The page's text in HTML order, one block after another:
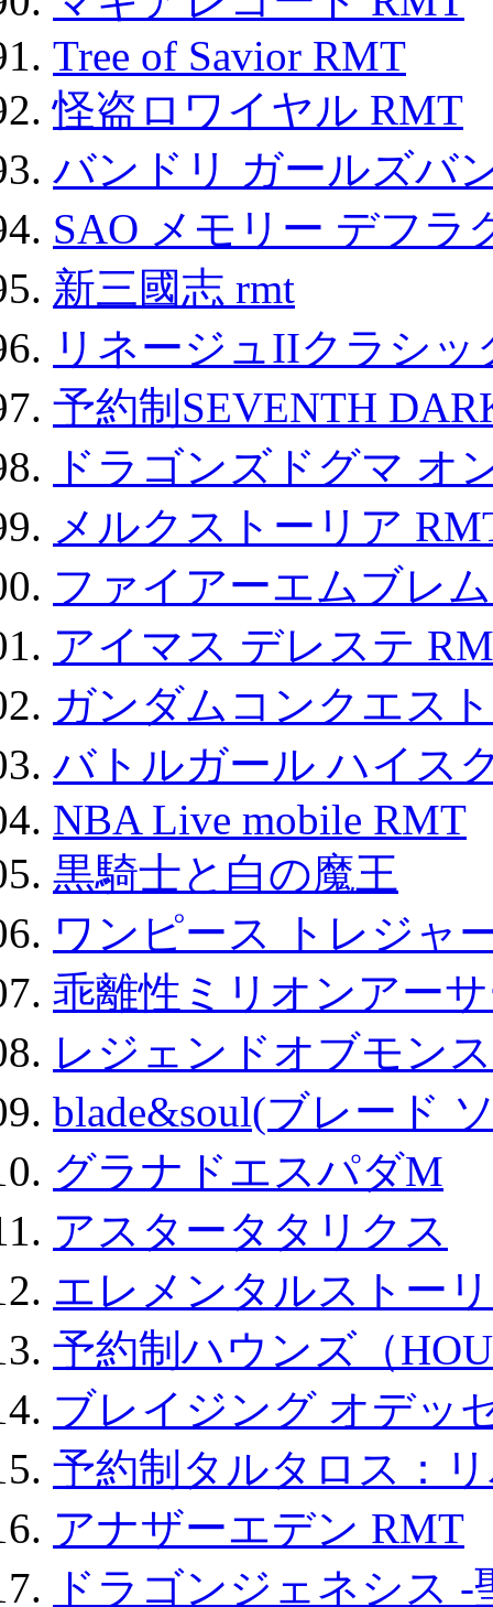
Tree of Savior RMT
怪盗ロワイヤル RMT
バンドリ ガールズバ
SAO メモリー デフラ
新三國志 rmt
リネージュIIクラシ
予約制SEVENTH
ドラゴンズドグマ オ
メルクストーリア
ファイアーエムブレ
アイマス デレステ
ガンダムコンクエスト
バトルガール ハイス
NBA Live mobile RMT
黒騎士と白の魔王
ワンピース トレジャ
乖離性ミリオンアー
レジェンドオブモン
blade&soul(ブレード
グラナドエスパダM
アスタータタリクス
エレメンタルストー
予約制ハウンズ（
ブレイジング オデッ
予約制タルタロス：
アナザーエデン RMT
ドラゴンジェネシス